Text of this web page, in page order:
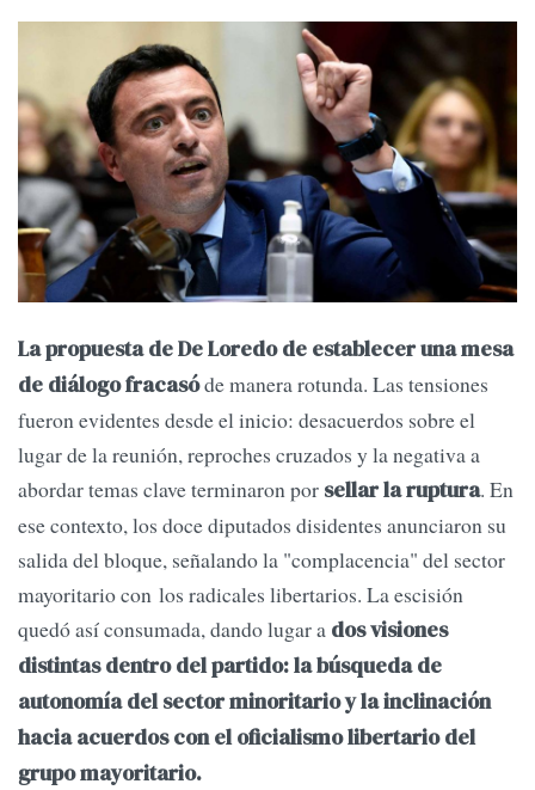
La propuesta de De Loredo de establecer una mesa
de diálogo fracasóde manera rotunda. Las tensiones
fueron evidentes desde el inicio: desacuerdos sobre el
lugar de la reunión, reproches cruzados y la negativa a
abordar temas clave terminaron por sellar la ruptura. En
ese contexto, los doce diputados disidentes anunciaron su
salida del bloque, señalando la "complacencia" del sector
mayoritario con los radicales libertarios. La escisión
quedó así consumada, dando lugar a dos visiones
distintas dentro del partido: la búsqueda de
autonomía del sector minoritario y la inclinación
hacia acuerdos con el oficialismo libertario del
grupo mayoritario.